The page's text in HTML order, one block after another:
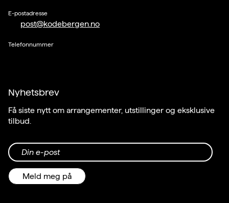
E-postadresse
post@kodebergen.no
Telefonnummer
Nyhetsbrev
Få siste nytt om arrangementer, utstillinger og eksklusive
tilbud.
Din e-post
Meld meg på